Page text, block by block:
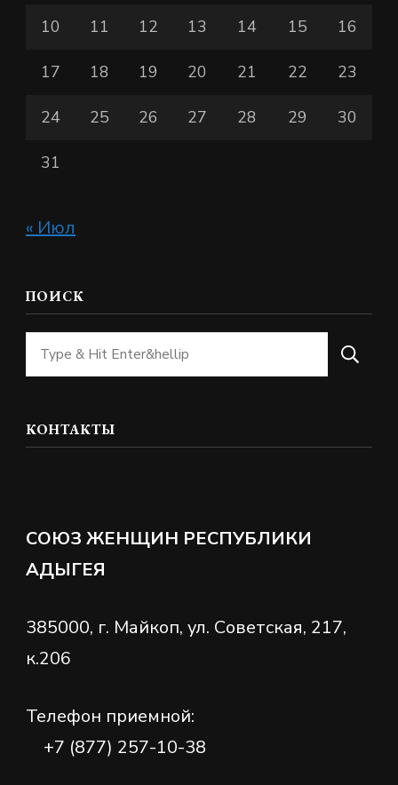
10 11 12 13 14 15 16
17 18 19 20 21 22 23
24 25 26 27 28 29 30
31
« Июл
ПОИСК
Ищите
что-
КОНТАКТЫ
СОЮЗ ЖЕНЩИН РЕСПУБЛИКИ
АДЫГЕЯ
385000, г. Майкоп, ул. Советская, 217,
к.206
Телефон приемной:
+7 (877) 257-10-38